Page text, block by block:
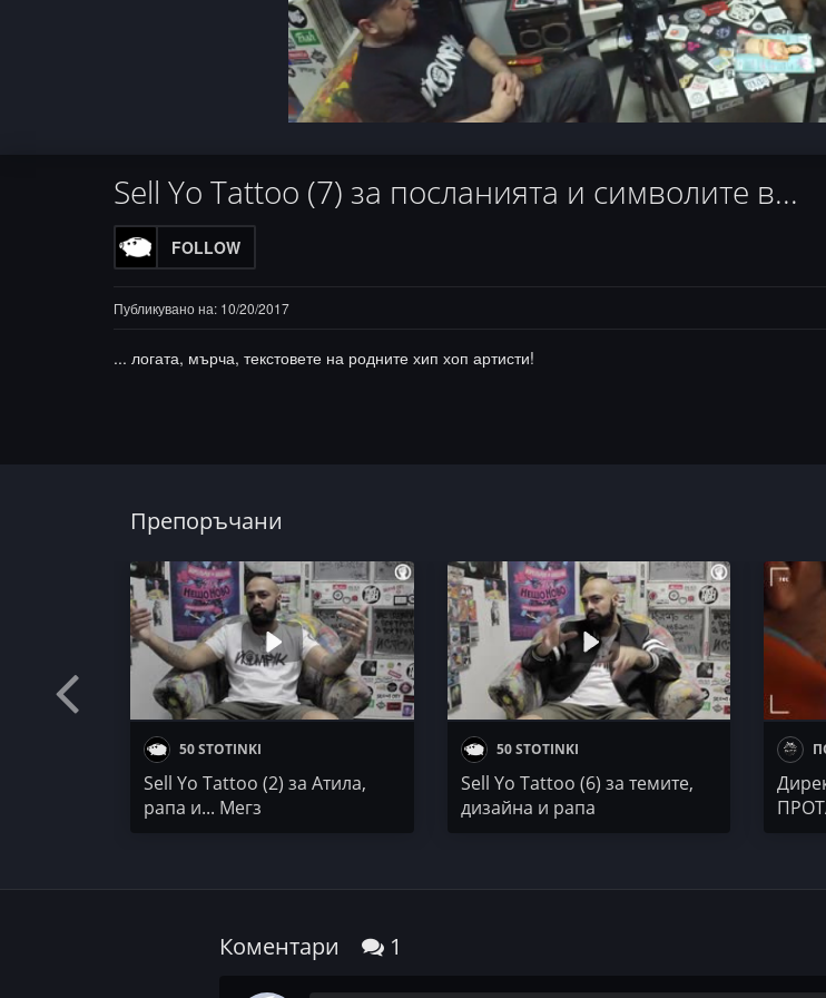
Loaded:
0%
Progress:
0%
Sell Yo Tattoo (7) за посланията и символите в...
FOLLOW
Публикувано на: 10/20/2017
... логата, мърча, текстовете на родните хип хоп артисти!
Препоръчани
50 STOTINKI
Sell Yo Tattoo (2) за Атила,
рапа и... Мегз
50 STOTINKI
Sell Yo Tattoo (6) за темите,
дизайна и рапа
Коментари 1